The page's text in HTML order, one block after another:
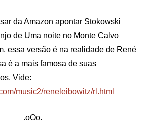
da Amazon apontar Stokowski
de Uma noite no Monte Calvo
essa versão é na realidade de René
é a mais famosa de suas
Vide:
music2/reneleibowitz/rl.html
.oOo.